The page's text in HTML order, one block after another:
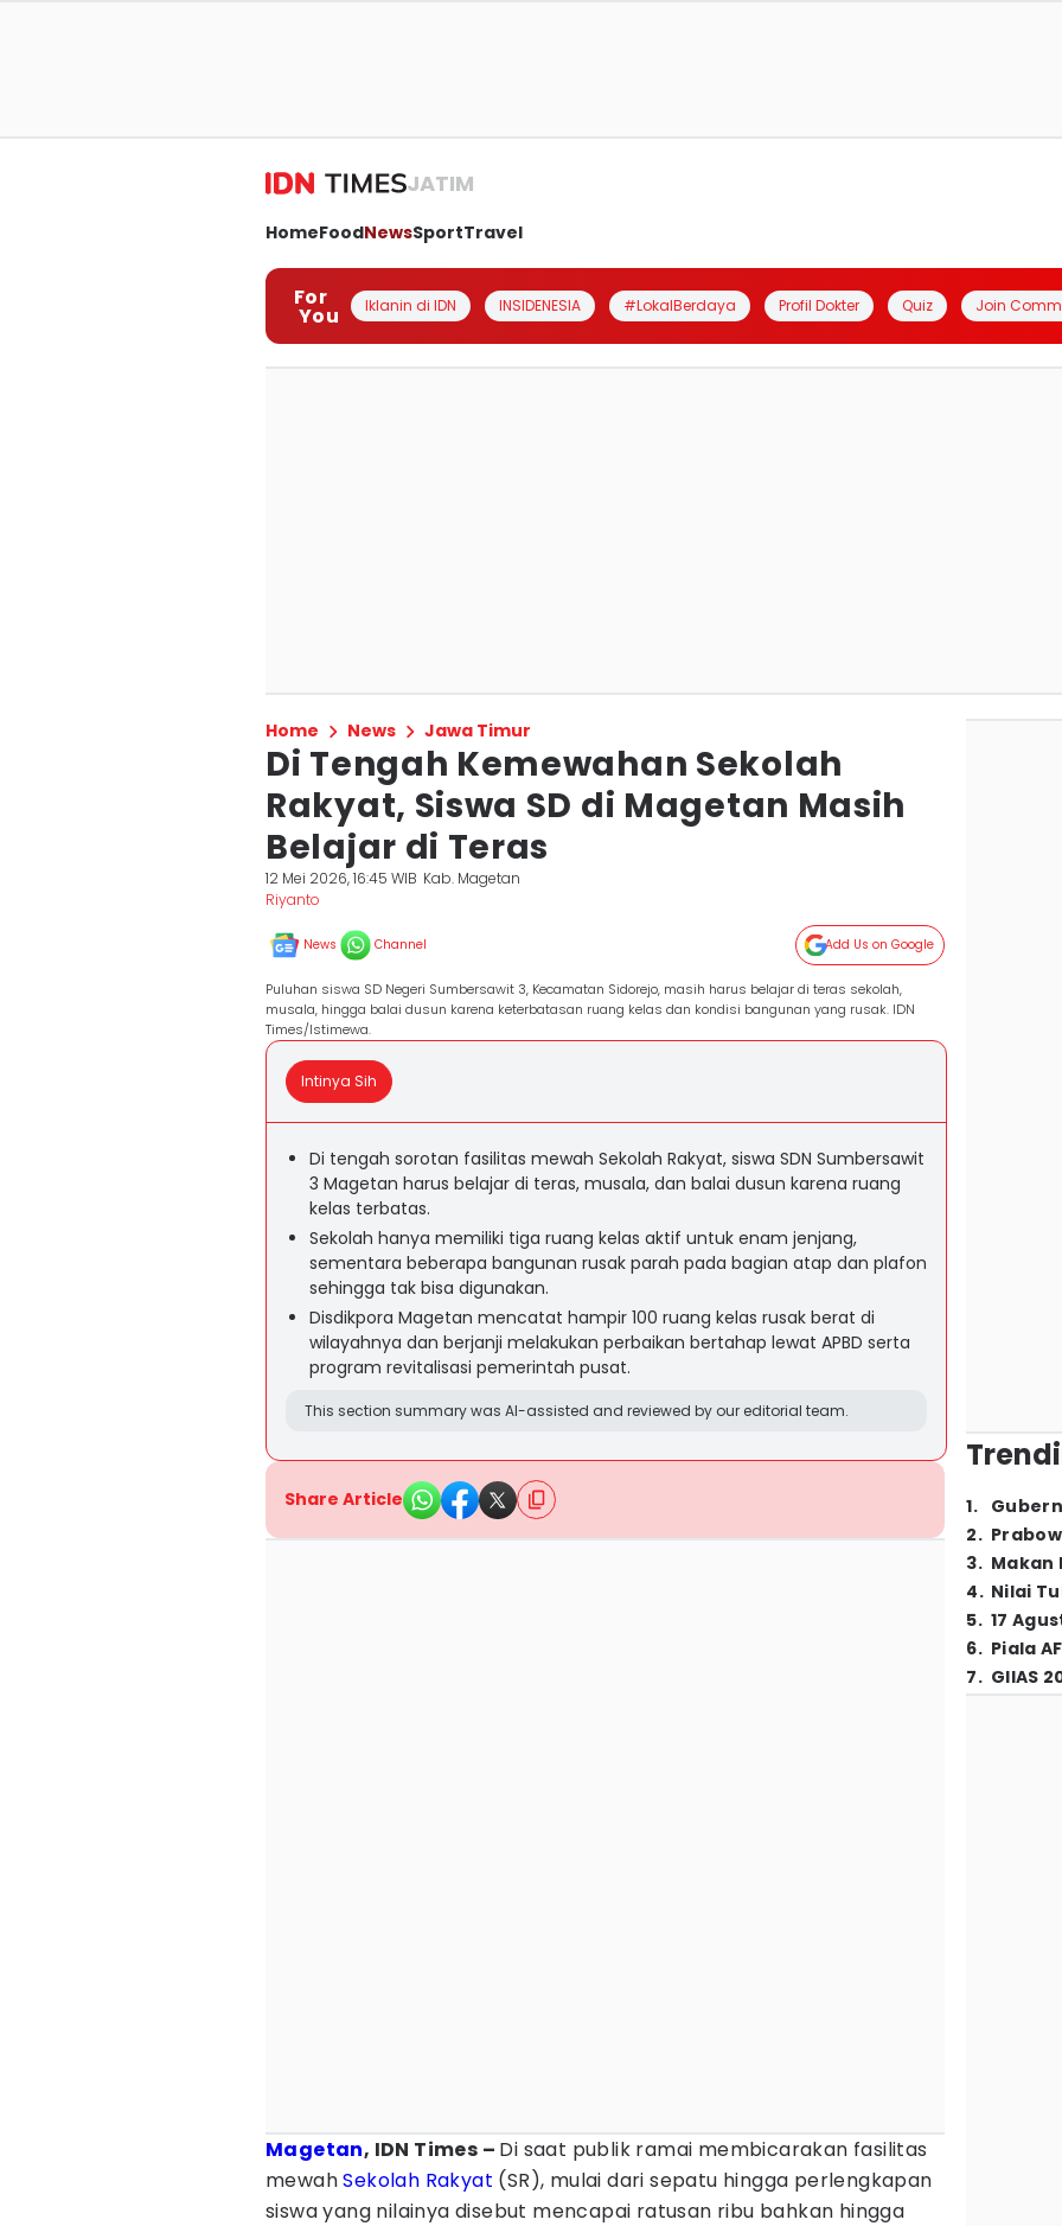
JATIM
HomeFoodNewsSportTravel
For
You Iklanin di IDN INSIDENESIA #LokalBerdaya Profil Dokter Quiz Join
Home News Jawa Timur
Di Tengah Kemewahan Sekolah
Rakyat, Siswa SD di Magetan Masih
Belajar di Teras
12 Mei 2026, 16:45 WIB Kab. Magetan
Riyanto
News Channel Add Us on Google
Puluhan siswa SD Negeri Sumbersawit 3, Kecamatan Sidorejo, masih harus belajar di teras sekolah,
musala, hingga balai dusun karena keterbatasan ruang kelas dan kondisi bangunan yang rusak. IDN
Times/Istimewa.
Intinya Sih
Di tengah sorotan fasilitas mewah Sekolah Rakyat, siswa SDN Sumbersawit
3 Magetan harus belajar di teras, musala, dan balai dusun karena ruang
kelas terbatas.
Sekolah hanya memiliki tiga ruang kelas aktif untuk enam jenjang,
sementara beberapa bangunan rusak parah pada bagian atap dan plafon
sehingga tak bisa digunakan.
Disdikpora Magetan mencatat hampir 100 ruang kelas rusak berat di
wilayahnya dan berjanji melakukan perbaikan bertahap lewat APBD serta
program revitalisasi pemerintah pusat.
This section summary was AI-assisted and reviewed by our editorial team.
Share Article
Magetan, IDN Times – Di saat publik ramai membicarakan fasilitas
mewahSekolah Rakyat (SR), mulai dari sepatu hingga perlengkapan
siswa yang nilainya disebut mencapai ratusan ribu bahkan hingga
1.
2.
3. Makan
4. Nilai
5. 17
6. Piala
7. GIIAS